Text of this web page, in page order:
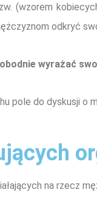
(wzorem
odkryć
wyrażać
pole do dyskusji o
na rzecz